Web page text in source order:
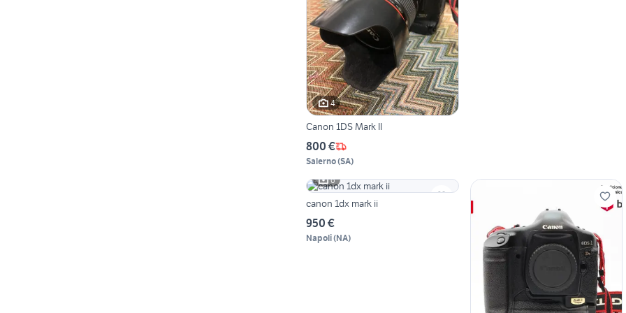
4
Canon 1DS Mark II
800 €
Salerno(SA)
6
canon 1dx mark ii
950 €
Napoli(NA)